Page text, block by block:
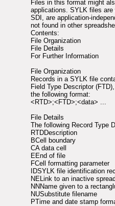
Files in this format might
applications. SYLK files
SDI, are application-
not found in other
Contents:
File Organization
File Details
For Further Information
File Organization
Records in a SYLK file
Field Type Descriptor
the following format:
<RTD>;<FTD>;<data> ...
File Details
The following Record Type
RTDDescription
BCell boundary
CA data cell
EEnd of file
FCell formatting parameter
IDSYLK file identification
NELink to an inactive
NNName given to a
NUSubstitute filename
PTime and date stamp